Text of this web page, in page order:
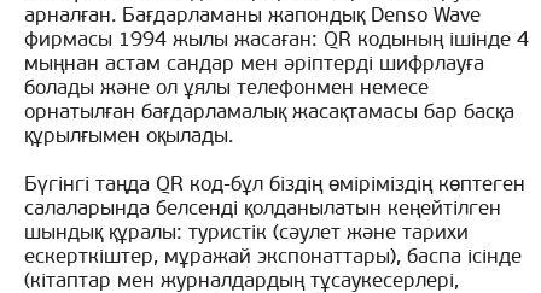
арналған. Бағдарламаны жапондық Denso Wave
фирмасы 1994 жылы жасаған: QR кодының ішінде 4
мыңнан астам сандар мен әріптерді шифрлауға
болады және ол ұялы телефонмен немесе
орнатылған бағдарламалық жасақтамасы бар басқа
құрылғымен оқылады.
Бүгінгі таңда QR код-бұл біздің өміріміздің көптеген
салаларында белсенді қолданылатын кеңейтілген
шындық құралы: туристік (сәулет және тарихи
ескерткіштер, мұражай экспонаттары), баспа ісінде
(кітаптар мен журналдардың тұсаукесерлері,